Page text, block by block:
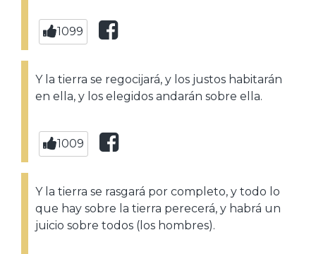
1099
Y la tierra se regocijará, y los justos habitarán
en ella, y los elegidos andarán sobre ella.
1009
Y la tierra se rasgará por completo, y todo lo
que hay sobre la tierra perecerá, y habrá un
juicio sobre todos (los hombres).